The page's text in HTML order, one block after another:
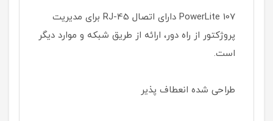
PowerLite 107 دارای اتصال RJ-45 برای مدیریت
پروژکتور از راه دور، ارائه از طریق شبکه و موارد دیگر
است.
طراحی شده انعطاف پذیر